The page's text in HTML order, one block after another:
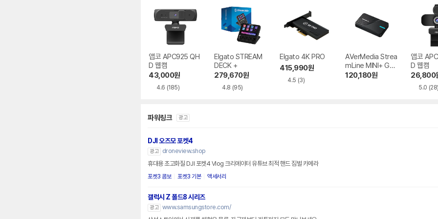
앱코 APC925 QH
D 웹캠
43,000원
4.6 (185)
Elgato STREAM
DECK +
279,670원
4.8 (95)
Elgato 4K PRO
415,990원
4.5 (3)
AVerMedia Strea
mLine MINI+ GC3
11G2
120,180원
앱코
D 웹캠
26,800
5.0
파워링크 광고
DJI 오즈모 포켓4
광고
droneview.shop
휴대용 초고화질 DJI 포켓4 Vlog 크리에이터 유튜브 최적 핸드 짐벌 카메라
포켓3 콤보 포켓3 기본 액세서리
갤럭시 Z 폴드8 시리즈
광고 www.samsungstore.com/